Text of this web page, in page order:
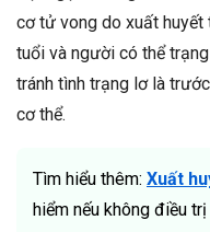
cơ tử vong do xuất
tuổi và người có thể
tránh tình trạng lơ là
cơ thể.
Tìm hiểu thêm: Xuất
hiểm nếu không điều